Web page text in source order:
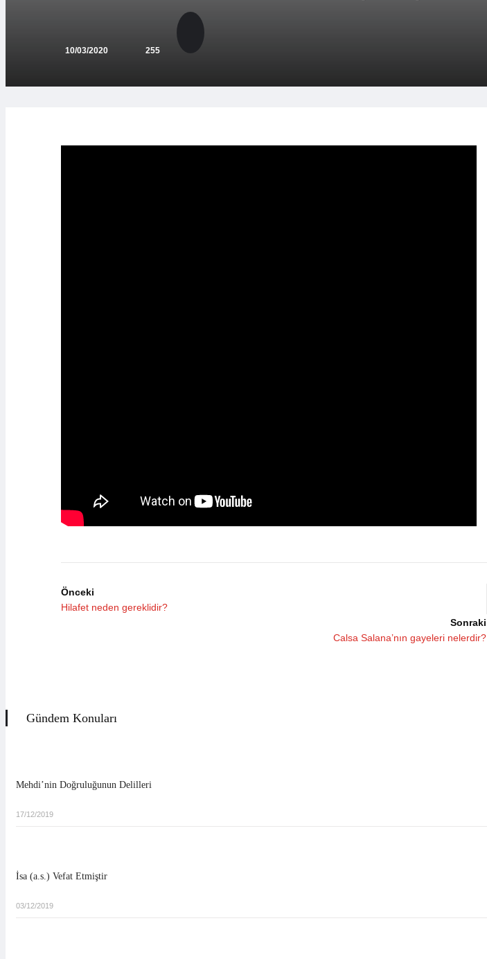
10/03/2020 255
Önceki
Hilafet neden gereklidir?
Sonraki
Calsa Salana’nın gayeleri nelerdir?
Gündem Konuları
Mehdi’nin Doğruluğunun Delilleri
17/12/2019
İsa (a.s.) Vefat Etmiştir
03/12/2019